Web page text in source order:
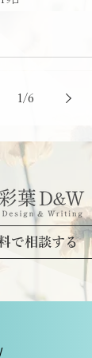
1 /6
で相談する